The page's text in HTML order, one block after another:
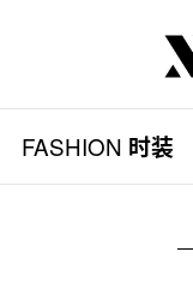
FASHION 时装